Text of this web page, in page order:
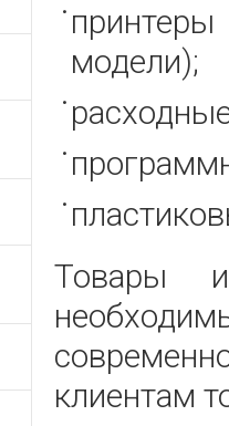
модели);
Товары
клиентам